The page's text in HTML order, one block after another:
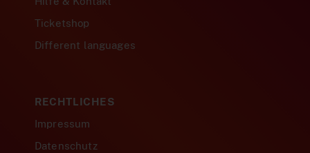
Ticketshop
Different languages
RECHTLICHES
Impressum
Datenschutz